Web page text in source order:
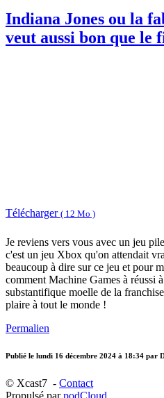
Indiana Jones ou la
veut aussi bon que le
Télécharger ( 12 Mo )
Je reviens vers vous avec un jeu
c'est un jeu Xbox qu'on attendait
beaucoup à dire sur ce jeu et pour
comment Machine Games à réussi
substantifique moelle de la
plaire à tout le monde !
Permalien
Publié le lundi 16 décembre 2024 à 18:34 par
© Xcast7 - Contact
Propulsé parpodCloud